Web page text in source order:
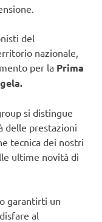
del
nazionale,
per la Prima
si distingue
delle prestazioni
tecnica dei nostri
ultime novità di
garantirti un
al